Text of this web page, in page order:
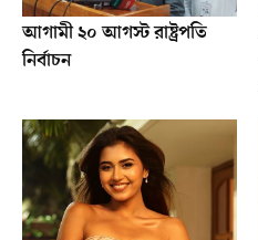
আগামী ২০ আগস্ট রাষ্ট্রপতি
নির্বাচন